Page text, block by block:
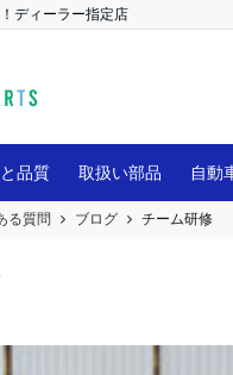
ディーラー指定店
品質 取扱い部品 自動
る質問 ブログ チーム研修